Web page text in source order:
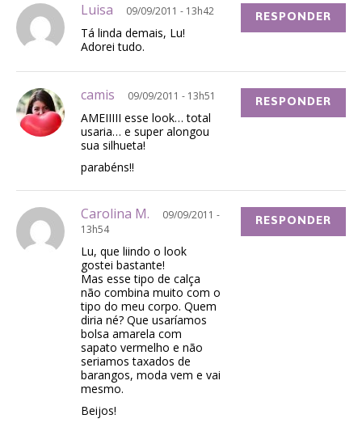
Luisa 09/09/2011 - 13h42
Tá linda demais, Lu!
Adorei tudo.
RESPONDER
camis 09/09/2011 - 13h51
AMEIIIII esse look… total
usaria… e super alongou
sua silhueta!
parabéns!!
RESPONDER
Carolina M.
09/09/2011 -
13h54
Lu, que liindo o look
gostei bastante!
Mas esse tipo de calça
não combina muito com o
tipo do meu corpo. Quem
diria né? Que usaríamos
bolsa amarela com
sapato vermelho e não
seriamos taxados de
barangos, moda vem e vai
mesmo.
Beijos!
RESPONDER